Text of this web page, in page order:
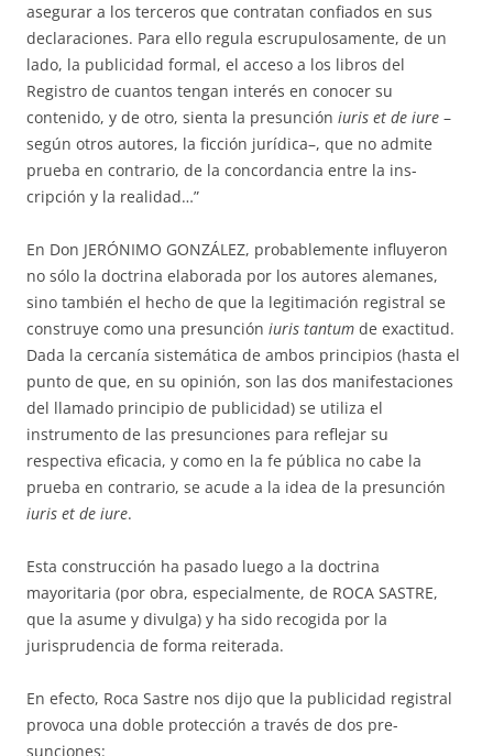
asegurar a los terceros que contratan confiados en sus
decla­ra­ciones. Para ello regula escrupulosamente, de un
lado, la publicidad for­mal, el acceso a los libros del
Registro de cuantos tengan interés en cono­cer su
contenido, y de otro, sienta la presunción iuris et de iure –
según otros autores, la ficción ju­rídica–, que no admite
prueba en contrario, de la concordancia entre la ins­
cripción y la realidad…”
En Don JERÓNIMO GONZÁLEZ, probablemente influyeron
no sólo la doctrina elaborada por los autores alemanes,
sino también el hecho de que la legitimación registral se
construye como una presunción iuris tantum de exactitud.
Dada la cercanía sistemática de ambos principios (hasta el
punto de que, en su opinión, son las dos ma­ni­festaciones
del llamado prin­­­cipio de publicidad) se utiliza el
instrumento de las presunciones para re­flejar su
respectiva eficacia, y como en la fe pública no cabe la
prueba en contrario, se acude a la idea de la presunción
iuris et de iure.
Esta construcción ha pasado luego a la doctrina
mayoritaria (por obra, especialmente, de ROCA SASTRE,
que la asume y divulga) y ha sido reco­gida por la
jurisprudencia de forma reiterada.
En efecto, Roca Sastre nos dijo que la publicidad registral
pro­voca una doble protec­ción a través de dos pre­
sunciones: